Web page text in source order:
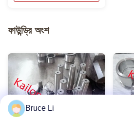
ফাউন্ড্রি অংশ
Bruce Li